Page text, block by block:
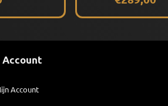
Account
Account